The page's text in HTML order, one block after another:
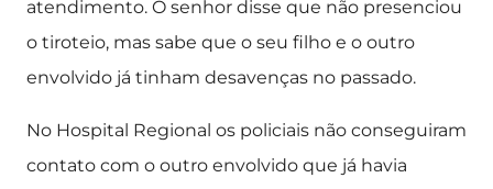
atendimento. O senhor disse que não presenciou
o tiroteio, mas sabe que o seu filho e o outro
envolvido já tinham desavenças no passado.
No Hospital Regional os policiais não conseguiram
contato com o outro envolvido que já havia